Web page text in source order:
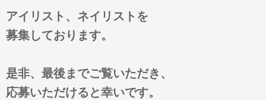
アイリスト、ネイリストを
募集しております。
是非、最後までご覧いただき、
応募いただけると幸いです。